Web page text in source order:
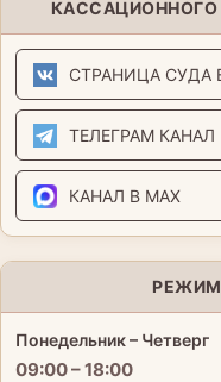
СТРАНИЦА СУДА
ТЕЛЕГРАМ КАНАЛ
КАНАЛ В MAX
РЕЖИМ
Понедельник – Четверг
09:00 – 18:00